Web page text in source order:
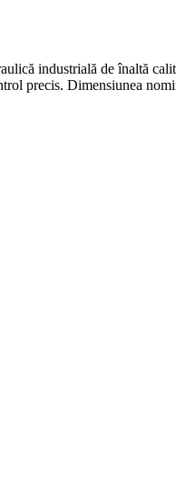
industrială de înaltă
precis. Dimensiunea